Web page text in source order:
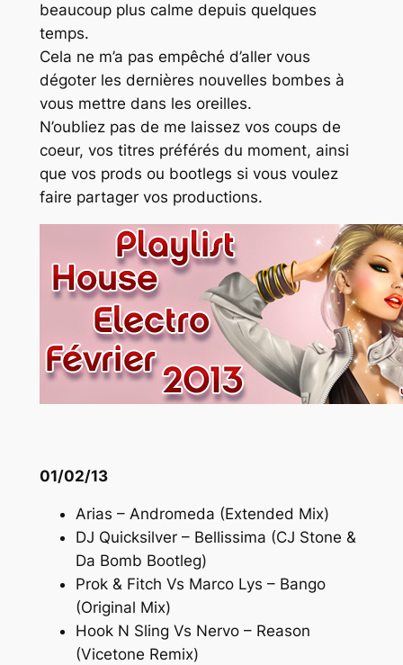
beaucoup plus calme depuis quelques
temps.
Cela ne m’a pas empêché d’aller vous
dégoter les dernières nouvelles bombes à
vous mettre dans les oreilles.
N’oubliez pas de me laissez vos coups de
coeur, vos titres préférés du moment, ainsi
que vos prods ou bootlegs si vous voulez
faire partager vos productions.
01/02/13
Arias – Andromeda (Extended Mix)
DJ Quicksilver – Bellissima (CJ Stone &
Da Bomb Bootleg)
Prok & Fitch Vs Marco Lys – Bango
(Original Mix)
Hook N Sling Vs Nervo – Reason
(Vicetone Remix)